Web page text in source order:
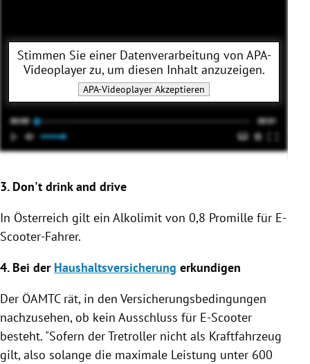
Stimmen Sie einer Datenverarbeitung von APA-
Videoplayerzu, um diesen Inhalt anzuzeigen.
APA-Videoplayer Akzeptieren
3. Don't drink and drive
In Österreich gilt ein Alkolimit von 0,8 Promille für E-
Scooter-Fahrer.
4. Bei der Haushaltsversicherung erkundigen
Der ÖAMTCrät, in den Versicherungsbedingungen
nachzusehen, ob kein Ausschluss für E-Scooter
besteht. "Sofern der Tretroller nicht als Kraftfahrzeug
gilt, also solange die maximale Leistung unter 600